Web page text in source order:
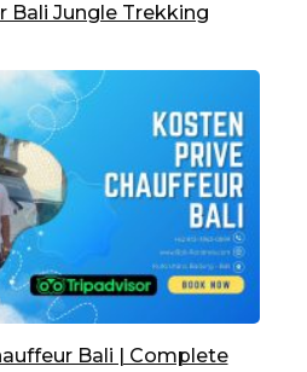
Bali Jungle Trekking
Bali | Complete